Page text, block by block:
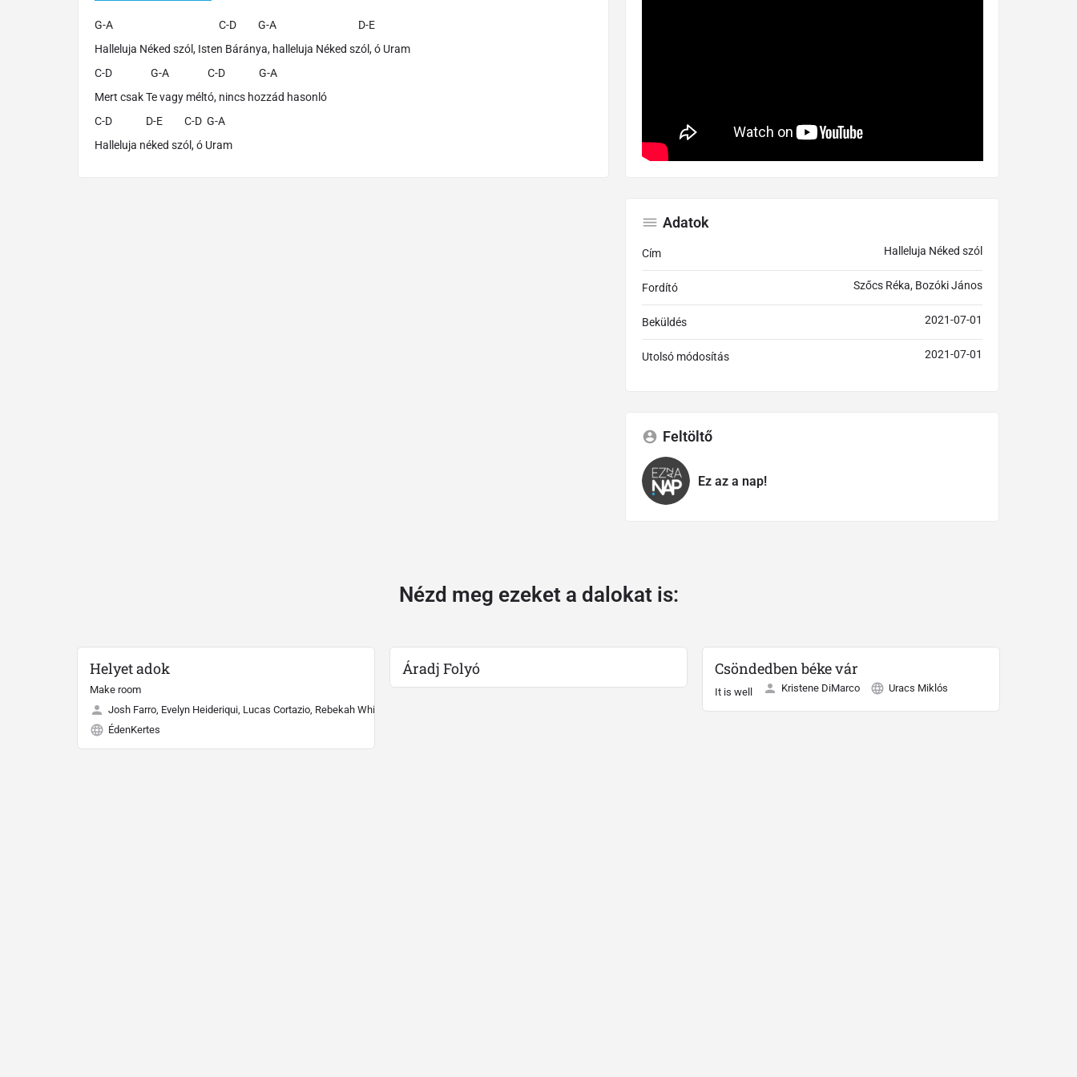
G-A C-D G-A D-E
Halleluja Néked szól, Isten Báránya, halleluja Néked szól, ó Uram
C-D G-A C-D G-A
Mert csak Te vagy méltó, nincs hozzád hasonló
C-D D-E C-D G-A
Halleluja néked szól, ó Uram
Adatok
Cím Halleluja Néked szól
Fordító Szőcs Réka, Bozóki János
Beküldés 2021-07-01
Utolsó módosítás 2021-07-01
Feltöltő
Ez az a nap!
Nézd meg ezeket a dalokat is:
Helyet adok
Make room
Josh Farro, Evelyn Heideriqui, Lucas Cortazio, Rebekah White
ÉdenKertes
Áradj Folyó Csöndedben béke vár
It is well Kristene DiMarco Uracs Miklós